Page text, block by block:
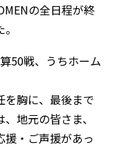
の全日程が終
50戦、うちホーム
を胸に、最後まで
地元の皆さま、
・ご声援があっ